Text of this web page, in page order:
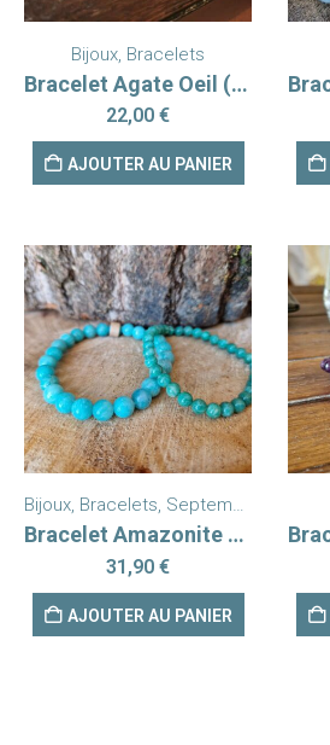
Bijoux, Bracelets
Bracelet Agate Oeil (Shiva)
22,00 €
AJOUTER AU PANIER
Bijoux, Bracelets, Septembre Turquoise
Bracelet Amazonite Russie AA
31,90 €
AJOUTER AU PANIER